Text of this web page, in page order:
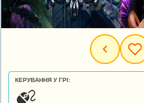
КЕРУВАННЯ У ГРІ: